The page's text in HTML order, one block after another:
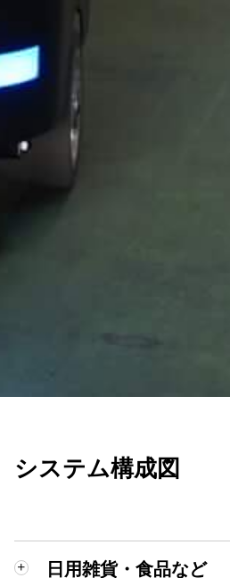
システム構成図
日用雑貨・食品など